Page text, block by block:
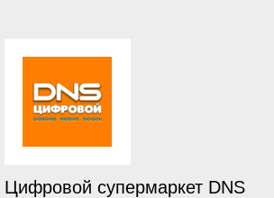
Цифровой супермаркет DNS